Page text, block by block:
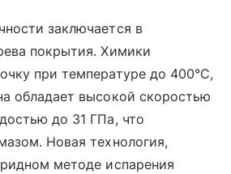
заключается в
покрытия. Химики
при температуре до 400°C,
обладает высокой скоростью
до 31 ГПа, что
Новая технология,
методе испарения